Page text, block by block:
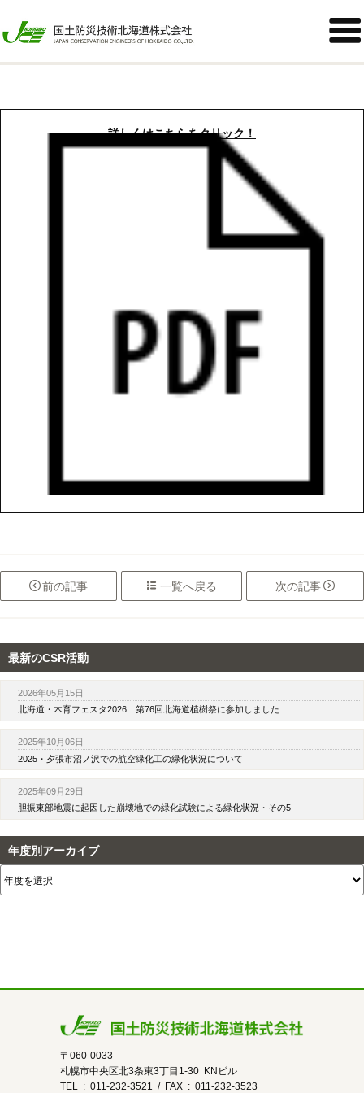

最新のCSR活動
2026年05月15日
北海道・木育フェスタ2026 第76回北海道植樹祭に参加しました
2025年10月06日
2025・夕張市沼ノ沢での航空緑化工の緑化状況について
2025年09月29日
胆振東部地震に起因した崩壊地での緑化試験による緑化状況・その5
年度別アーカイブ
詳しくはこちらをクリック！
前の記事  一覧へ 戻る 次の記事 
〒060-0033
札幌市中央区北3条東3丁目1-30 KNビル
TEL : 011-232-3521 / FAX : 011-232-3523